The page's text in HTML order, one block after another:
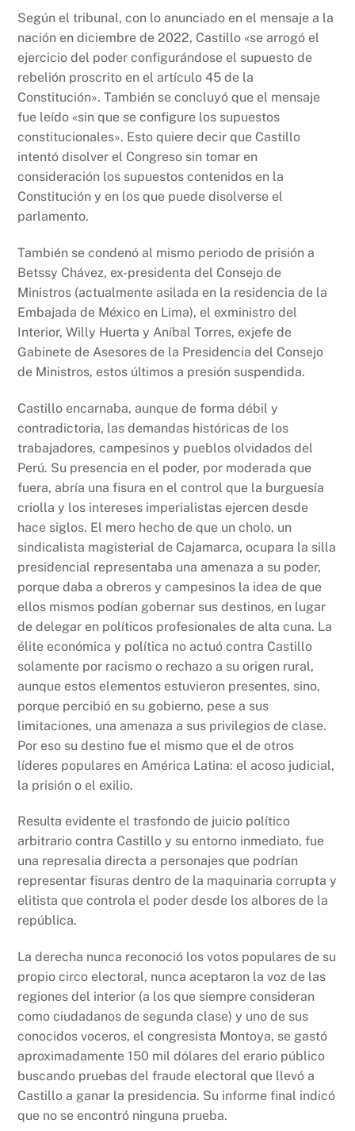
Según el tribunal, con lo anunciado en el mensaje a la
nación en diciembre de 2022, Castillo «se arrogó el
ejercicio del poder configurándose el supuesto de
rebelión proscrito en el artículo 45 de la
Constitución». También se concluyó que el mensaje
fue leído «sin que se configure los supuestos
constitucionales». Esto quiere decir que Castillo
intentó disolver el Congreso sin tomar en
consideración los supuestos contenidos en la
Constitución y en los que puede disolverse el
parlamento.
También se condenó al mismo periodo de prisión a
Betssy Chávez, ex-presidenta del Consejo de
Ministros (actualmente asilada en la residencia de la
Embajada de México en Lima), el exministro del
Interior, Willy Huerta y Aníbal Torres, exjefe de
Gabinete de Asesores de la Presidencia del Consejo
de Ministros, estos últimos a presión suspendida.
Castillo encarnaba, aunque de forma débil y
contradictoria, las demandas históricas de los
trabajadores, campesinos y pueblos olvidados del
Perú. Su presencia en el poder, por moderada que
fuera, abría una fisura en el control que la burguesía
criolla y los intereses imperialistas ejercen desde
hace siglos. El mero hecho de que un cholo, un
sindicalista magisterial de Cajamarca, ocupara la silla
presidencial representaba una amenaza a su poder,
porque daba a obreros y campesinos la idea de que
ellos mismos podían gobernar sus destinos, en lugar
de delegar en políticos profesionales de alta cuna. La
élite económica y política no actuó contra Castillo
solamente por racismo o rechazo a su origen rural,
aunque estos elementos estuvieron presentes, sino,
porque percibió en su gobierno, pese a sus
limitaciones, una amenaza a sus privilegios de clase.
Por eso su destino fue el mismo que el de otros
líderes populares en América Latina: el acoso judicial,
la prisión o el exilio.
Resulta evidente el trasfondo de juicio político
arbitrario contra Castillo y su entorno inmediato, fue
una represalia directa a personajes que podrían
representar fisuras dentro de la maquinaria corrupta y
elitista que controla el poder desde los albores de la
república.
La derecha nunca reconoció los votos populares de su
propio circo electoral, nunca aceptaron la voz de las
regiones del interior (a los que siempre consideran
como ciudadanos de segunda clase) y uno de sus
conocidos voceros, el congresista Montoya, se gastó
aproximadamente 150 mil dólares del erario público
buscando pruebas del fraude electoral que llevó a
Castillo a ganar la presidencia. Su informe final indicó
que no se encontró ninguna prueba.